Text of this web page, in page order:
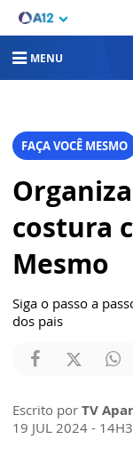
MENU
FAÇA VOCÊ MESMO
costura
Mesmo
Siga o passo a
dos pais
Escrito por TV
19 JUL 2024 -